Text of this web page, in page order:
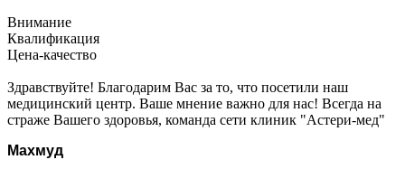
Внимание
Квалификация
Цена-качество
Здравствуйте! Благодарим Вас за то, что посетили наш
медицинский центр. Ваше мнение важно для нас! Всегда на
страже Вашего здоровья, команда сети клиник "Астери-мед"
Махмуд